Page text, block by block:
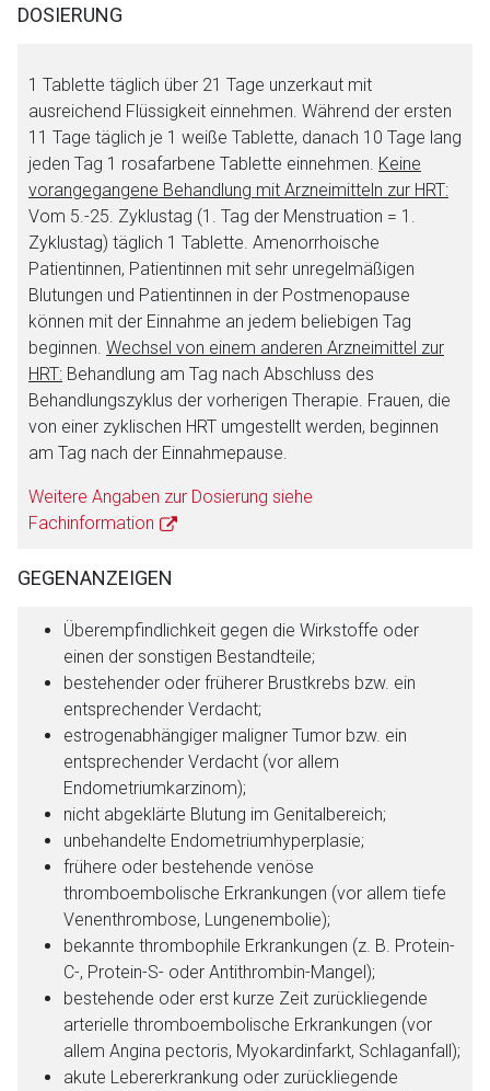
DOSIERUNG
1 Tablette täglich über 21 Tage unzerkaut mit
ausreichend Flüssigkeit einnehmen. Während der ersten
11 Tage täglich je 1 weiße Tablette, danach 10 Tage lang
jeden Tag 1 rosafarbene Tablette einnehmen. Keine
vorangegangene Behandlung mit Arzneimitteln zur HRT:
Vom 5.-25. Zyklustag (1. Tag der Menstruation = 1.
Zyklustag) täglich 1 Tablette. Amenorrhoische
Patientinnen, Patientinnen mit sehr unregelmäßigen
Blutungen und Patientinnen in der Postmenopause
können mit der Einnahme an jedem beliebigen Tag
beginnen. Wechsel von einem anderen Arzneimittel zur
HRT: Behandlung am Tag nach Abschluss des
Behandlungszyklus der vorherigen Therapie. Frauen, die
von einer zyklischen HRT umgestellt werden, beginnen
am Tag nach der Einnahmepause.
Weitere Angaben zur Dosierung siehe
Fachinformation
GEGENANZEIGEN
Überempfindlichkeit gegen die Wirkstoffe oder
einen der sonstigen Bestandteile;
bestehender oder früherer Brustkrebs bzw. ein
entsprechender Verdacht;
estrogenabhängiger maligner Tumor bzw. ein
entsprechender Verdacht (vor allem
Endometriumkarzinom);
nicht abgeklärte Blutung im Genitalbereich;
unbehandelte Endometriumhyperplasie;
frühere oder bestehende venöse
thromboembolische Erkrankungen (vor allem tiefe
Venenthrombose, Lungenembolie);
bekannte thrombophile Erkrankungen (z. B. Protein-
C-, Protein-S- oder Antithrombin-Mangel);
bestehende oder erst kurze Zeit zurückliegende
arterielle thromboembolische Erkrankungen (vor
allem Angina pectoris, Myokardinfarkt, Schlaganfall);
akute Lebererkrankung oder zurückliegende
Aufruf einer externen Seite
Der von Ihnen aufgerufene Link öffnet eine externe Web-
Seite. Für die Inhalte der externen Web-Seite ist deren
Betreiber verantwortlich. Ebenso gelten dort ggf. andere
Datenschutzbestimmungen.
Zurück zur rote-liste.de Zur Seite